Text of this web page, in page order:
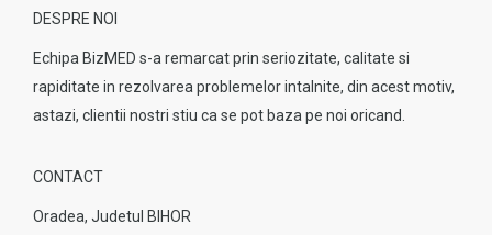
DESPRE NOI
Echipa BizMED s-a remarcat prin seriozitate, calitate si
rapiditate in rezolvarea problemelor intalnite, din acest motiv,
astazi, clientii nostri stiu ca se pot baza pe noi oricand.
CONTACT
Oradea, Judetul BIHOR